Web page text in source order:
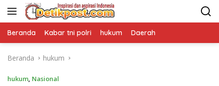
Langsung
Beranda Kabar tni polri hukum Daerah
Beranda hukum
hukum, Nasional